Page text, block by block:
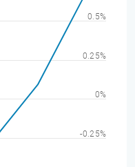
-0.25%
0%
0.25%
0.5%